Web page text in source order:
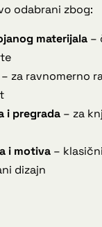
odabrani zbog:
materijala –
– za ravnomerno
i pregrada – za
i motiva –
dizajn